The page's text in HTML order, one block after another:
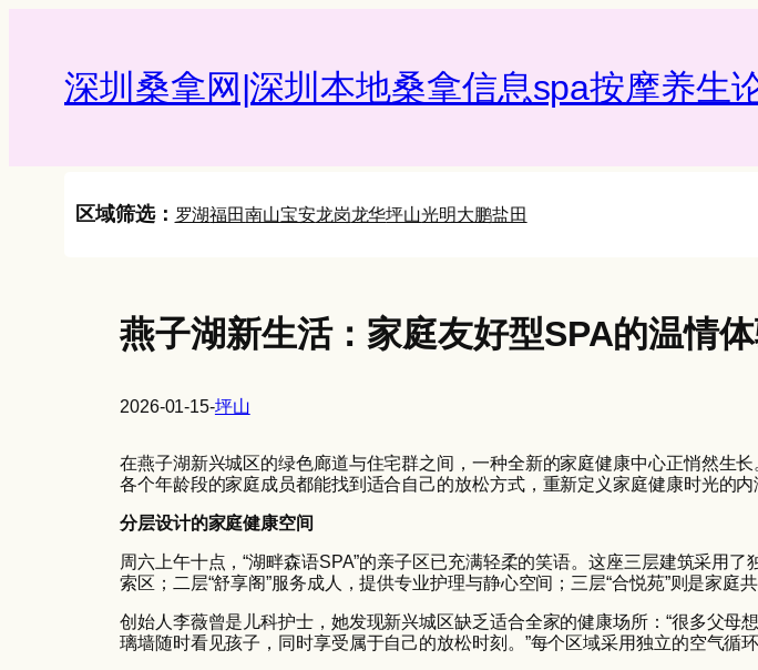
深圳桑拿网|深圳本地桑拿信息spa按摩养生
区域筛选： 罗湖福田南山宝安龙岗龙华坪山光明大鹏盐田
燕子湖新生活：家庭友好型SPA的温情
2026-01-15-坪山
在燕子湖新兴城区的绿色廊道与住宅群之间，一种全新的家庭健康中心正悄然生
各个年龄段的家庭成员都能找到适合自己的放松方式，重新定义家庭健康时光的内
分层设计的家庭健康空间
周六上午十点，“湖畔森语SPA”的亲子区已充满轻柔的笑语。这座三层建筑采用
索区；二层“舒享阁”服务成人，提供专业护理与静心空间；三层“合悦苑”则是家庭
创始人李薇曾是儿科护士，她发现新兴城区缺乏适合全家的健康场所：“很多父
璃墙随时看见孩子，同时享受属于自己的放松时刻。”每个区域采用独立的空气循